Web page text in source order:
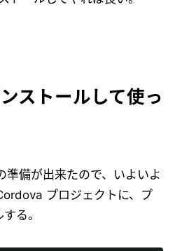
ストールして使っ
備が出来たので、いよいよ
プロジェクトに、プ
る。